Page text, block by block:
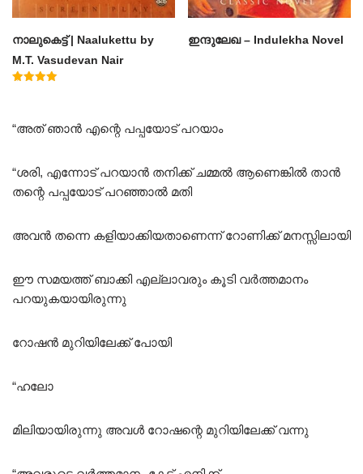
നാലുകെട്ട് | Naalukettu by
M.T. Vasudevan Nair
ഇന്ദുലേഖ – Indulekha Novel
“അത് ഞാൻ എന്റെ പപ്പയോട് പറയാം
“ശരി, എന്നോട് പറയാൻ തനിക്ക് ചമ്മൽ ആണെങ്കിൽ താൻ
തന്റെ പപ്പയോട് പറഞ്ഞാൽ മതി
അവൻ തന്നെ കളിയാക്കിയതാണെന്ന് റോണിക്ക് മനസ്സിലായി
ഈ സമയത്ത് ബാക്കി എല്ലാവരും കൂടി വർത്തമാനം
പറയുകയായിരുന്നു
റോഷൻ മുറിയിലേക്ക് പോയി
“ഹലോ
മിലിയായിരുന്നു അവൾ റോഷന്റെ മുറിയിലേക്ക് വന്നു